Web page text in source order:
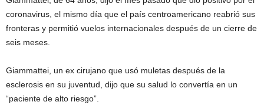
coronavirus, el mismo día que el país centroamericano reabrió sus
fronteras y permitió vuelos internacionales después de un cierre de
seis meses.
Giammattei, un ex cirujano que usó muletas después de la
esclerosis en su juventud, dijo que su salud lo convertía en un
“paciente de alto riesgo”.